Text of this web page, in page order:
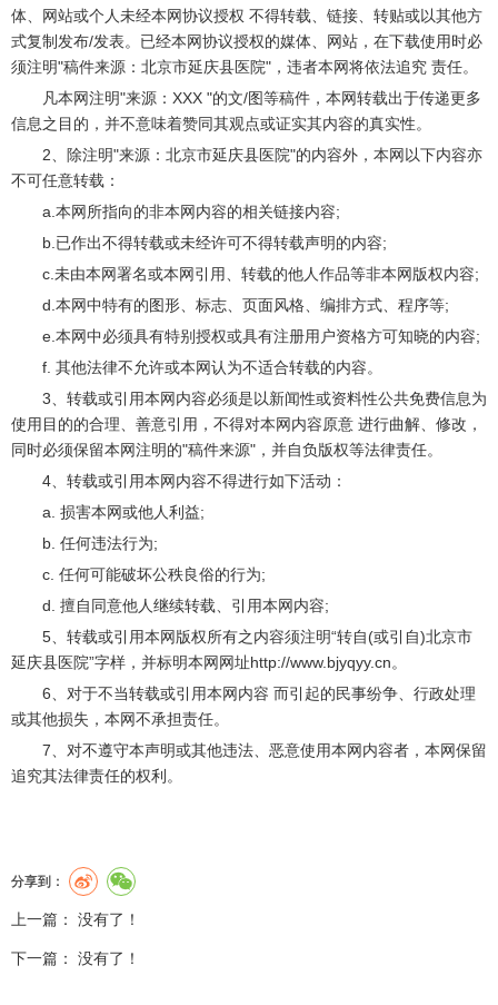
体、网站或个人未经本网协议授权 不得转载、链接、转贴或以其他方
式复制发布/发表。已经本网协议授权的媒体、网站，在下载使用时必
须注明"稿件来源：北京市延庆县医院"，违者本网将依法追究 责任。
凡本网注明"来源：XXX "的文/图等稿件，本网转载出于传递更多
信息之目的，并不意味着赞同其观点或证实其内容的真实性。
2、除注明"来源：北京市延庆县医院"的内容外，本网以下内容亦
不可任意转载：
a.本网所指向的非本网内容的相关链接内容;
b.已作出不得转载或未经许可不得转载声明的内容;
c.未由本网署名或本网引用、转载的他人作品等非本网版权内容;
d.本网中特有的图形、标志、页面风格、编排方式、程序等;
e.本网中必须具有特别授权或具有注册用户资格方可知晓的内容;
f. 其他法律不允许或本网认为不适合转载的内容。
3、转载或引用本网内容必须是以新闻性或资料性公共免费信息为
使用目的的合理、善意引用，不得对本网内容原意 进行曲解、修改，
同时必须保留本网注明的"稿件来源"，并自负版权等法律责任。
4、转载或引用本网内容不得进行如下活动：
a. 损害本网或他人利益;
b. 任何违法行为;
c. 任何可能破坏公秩良俗的行为;
d. 擅自同意他人继续转载、引用本网内容;
5、转载或引用本网版权所有之内容须注明“转自(或引自)北京市
延庆县医院”字样，并标明本网网址http://www.bjyqyy.cn。
6、对于不当转载或引用本网内容 而引起的民事纷争、行政处理
或其他损失，本网不承担责任。
7、对不遵守本声明或其他违法、恶意使用本网内容者，本网保留
追究其法律责任的权利。
分享到：
上一篇： 没有了！
下一篇： 没有了！